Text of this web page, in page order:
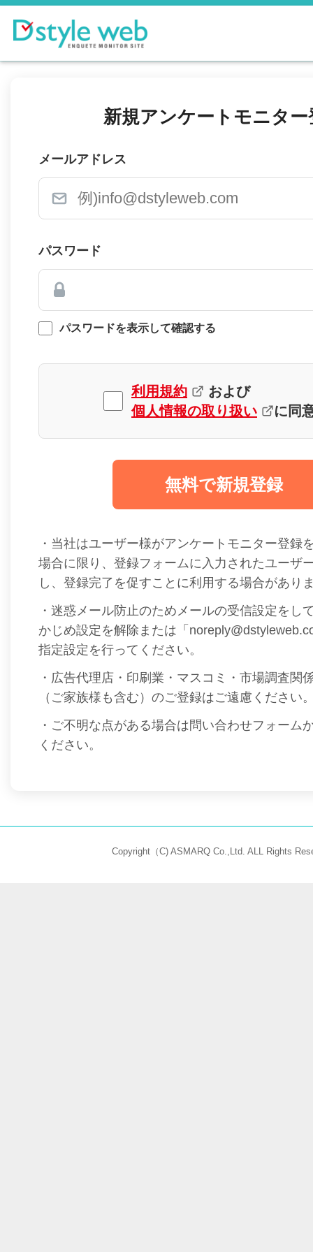
新規アンケートモニター
メールアドレス
パスワード
パスワードを表示して確認する
利用規約
および
個人情報の取り扱い
に同
無料で新規登録
・当社はユーザー様がアンケートモニター登録
場合に限り、登録フォームに入力されたユーザ
し、登録完了を促すことに利用する場合があり
・迷惑メール防止のためメールの受信設定をし
かじめ設定を解除または「
指定設定を行ってください。
・広告代理店・印刷業・マスコミ・市場調査関
（ご家族様も含む）のご登録はご遠慮ください
・ご不明な点がある場合は問い合わせフォーム
ください。
Copyright（C) ASMARQ Co.,Ltd. ALL Rights